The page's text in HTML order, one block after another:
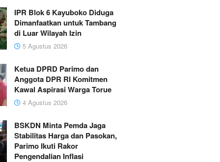
IPR Blok 6 Kayuboko Diduga
Dimanfaatkan untuk Tambang
di Luar Wilayah Izin
5 Agustus 2026
Ketua DPRD Parimo dan
Anggota DPR RI Komitmen
Kawal Aspirasi Warga Torue
4 Agustus 2026
BSKDN Minta Pemda Jaga
Stabilitas Harga dan Pasokan,
Parimo Ikuti Rakor
Pengendalian Inflasi